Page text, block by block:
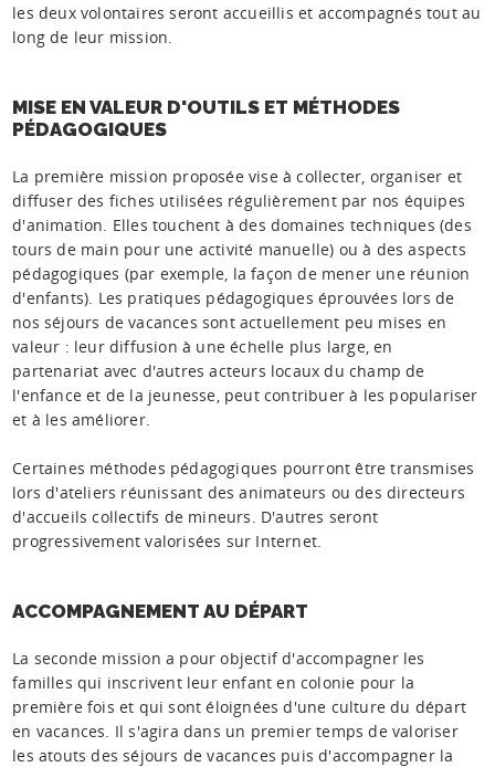
les deux volontaires seront accueillis et accompagnés tout au
long de leur mission.
MISE EN VALEUR D'OUTILS ET MÉTHODES
PÉDAGOGIQUES
La première mission proposée vise à collecter, organiser et
diffuser des fiches utilisées régulièrement par nos équipes
d'animation. Elles touchent à des domaines techniques (des
tours de main pour une activité manuelle) ou à des aspects
pédagogiques (par exemple, la façon de mener une réunion
d'enfants). Les pratiques pédagogiques éprouvées lors de
nos séjours de vacances sont actuellement peu mises en
valeur : leur diffusion à une échelle plus large, en
partenariat avec d'autres acteurs locaux du champ de
l'enfance et de la jeunesse, peut contribuer à les populariser
et à les améliorer.
Certaines méthodes pédagogiques pourront être transmises
lors d'ateliers réunissant des animateurs ou des directeurs
d'accueils collectifs de mineurs. D'autres seront
progressivement valorisées sur Internet.
ACCOMPAGNEMENT AU DÉPART
La seconde mission a pour objectif d'accompagner les
familles qui inscrivent leur enfant en colonie pour la
première fois et qui sont éloignées d'une culture du départ
en vacances. Il s'agira dans un premier temps de valoriser
les atouts des séjours de vacances puis d'accompagner la